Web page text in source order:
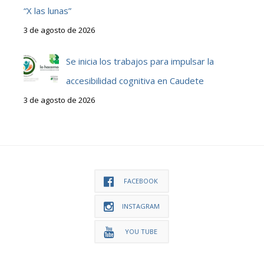
“X las lunas”
3 de agosto de 2026
Se inicia los trabajos para impulsar la
accesibilidad cognitiva en Caudete
3 de agosto de 2026
FACEBOOK
INSTAGRAM
YOU TUBE